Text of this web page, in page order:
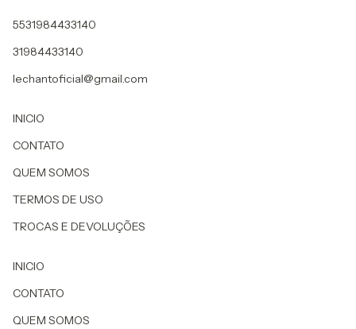
5531984433140
31984433140
lechantoficial@gmail.com
INICIO
CONTATO
QUEM SOMOS
TERMOS DE USO
TROCAS E DEVOLUÇÕES
INICIO
CONTATO
QUEM SOMOS